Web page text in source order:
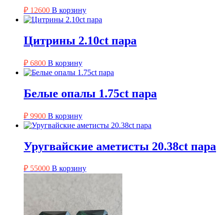
₽ 12600 В корзину
Цитрины 2.10ct пара
₽ 6800 В корзину
Белые опалы 1.75ct пара
₽ 9900 В корзину
Уругвайские аметисты 20.38ct пара
₽ 55000 В корзину